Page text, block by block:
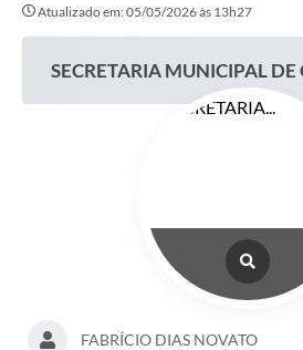
Atualizado em: 05/05/2026 às 13h27
SECRETARIA MUNICIPAL
FABRÍCIO DIAS NOVATO